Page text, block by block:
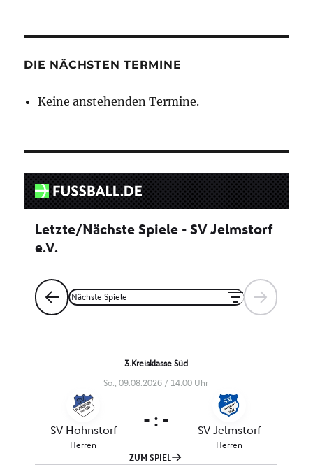
DIE NÄCHSTEN TERMINE
Keine anstehenden Termine.